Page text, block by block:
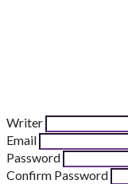
Writer
Email
Password
Confirm Password